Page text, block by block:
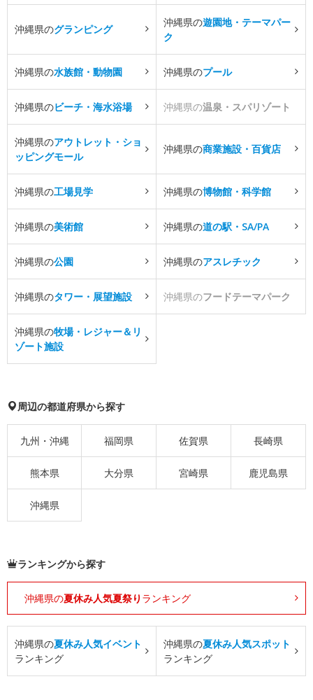
沖縄県のグランピング
沖縄県の遊園地・テーマパー
ク
沖縄県の水族館・動物園 沖縄県のプール
沖縄県のビーチ・海水浴場 沖縄県の温泉・スパリゾート
沖縄県のアウトレット・ショ
ッピングモール
沖縄県の商業施設・百貨店
沖縄県の工場見学 沖縄県の博物館・科学館
沖縄県の美術館 沖縄県の道の駅・SA/PA
沖縄県の公園 沖縄県のアスレチック
沖縄県のタワー・展望施設 沖縄県のフードテーマパーク
沖縄県の牧場・レジャー＆リ
ゾート施設
周辺の都道府県から探す
九州・沖縄 福岡県 佐賀県 長崎県
熊本県 大分県 宮崎県 鹿児島県
沖縄県
ランキングから探す
沖縄県の夏休み人気夏祭り ランキング
沖縄県の夏休み人気イベント
ランキング
沖縄県の夏休み人気スポット
ランキング